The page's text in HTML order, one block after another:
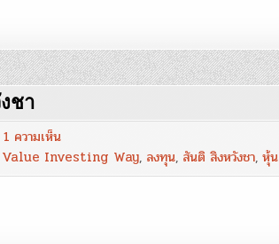
:
พีร
พงศ์
สุวรรณ
ชา
1 ความเห็นบน
สำรวจ
ความ
ผิด
Value Investing Way, ลงทุน, สันติ สิงหวังชา, หุ้น